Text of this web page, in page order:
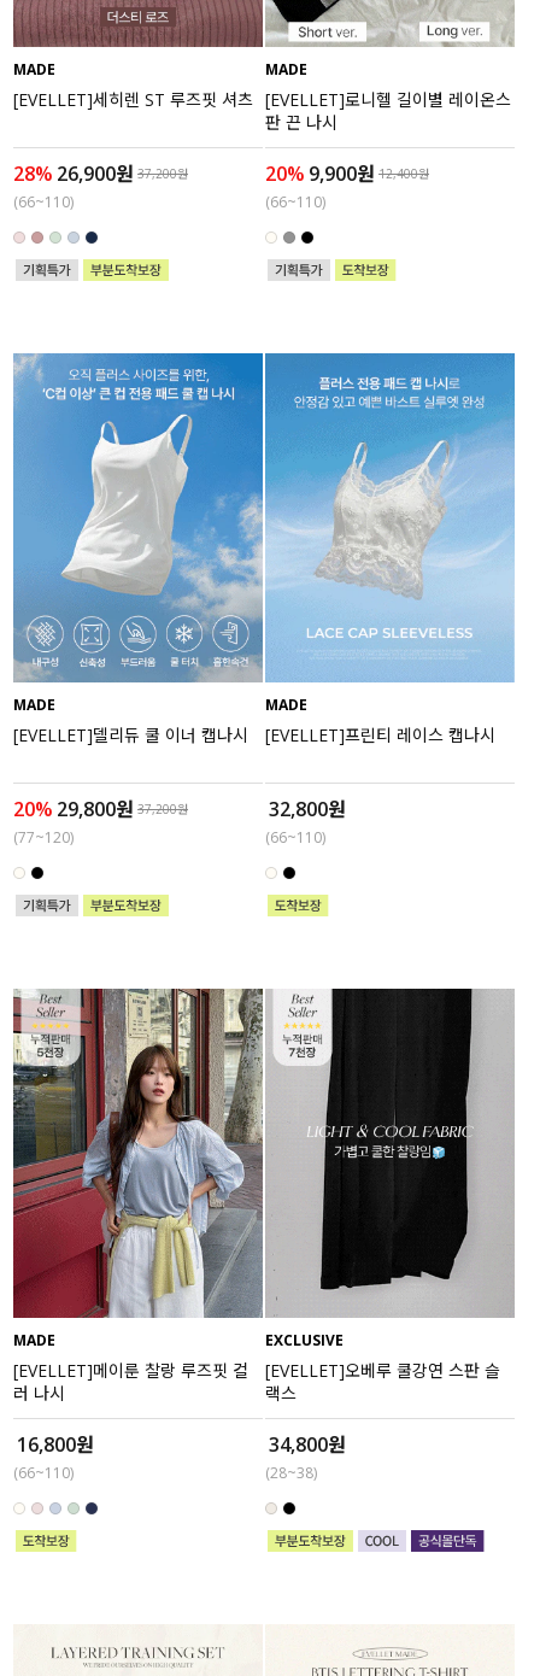
아우터
스커트
언더웨어/파자마
코디템
FIT ZOOM
MADE
[EVELLET]세히렌 ST 루즈핏 셔츠
28% 26,900원 37,200원
(66~110)
MADE
[EVELLET]로니헬 길이별 레이온스
판 끈 나시
20% 9,900원 12,400원
(66~110)
MADE
[EVELLET]델리듀 쿨 이너 캡나시
20% 29,800원 37,200원
(77~120)
MADE
[EVELLET]프린티 레이스 캡나시
32,800원
(66~110)
MADE
[EVELLET]메이룬 찰랑 루즈핏 컬
러 나시
16,800원
(66~110)
EXCLUSIVE
[EVELLET]오베루 쿨강연 스판 슬
랙스
34,800원
(28~38)